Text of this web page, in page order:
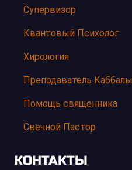
Супервизор
Квантовый Психолог
Хирология
Преподаватель Каббалы
Помощь священника
Свечной Пастор
КОНТАКТЫ